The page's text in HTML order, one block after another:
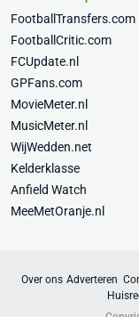
FootballTransfers.com
FootballCritic.com
FCUpdate.nl
GPFans.com
MovieMeter.nl
MusicMeter.nl
WijWedden.net
Kelderklasse
Anfield Watch
MeeMetOranje.nl
Over ons Adverteren